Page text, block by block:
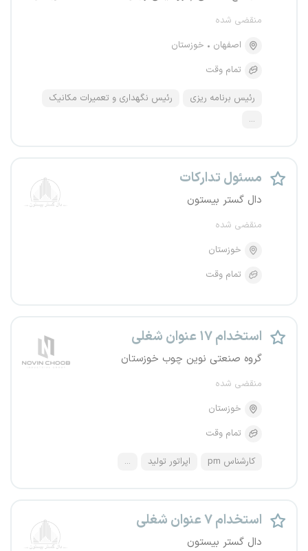
منقضی شده
اصفهان
خوزستان
تمام وقت
رئیس برنامه ریزی
رئیس نگهداری و تعمیرات مکانیک
...
مسئول تدارکات
دال گستر بیستون
منقضی شده
خوزستان
تمام وقت
استخدام ۱۷ عنوان شغلی
گروه صنعتی نوین چوب خوزستان
منقضی شده
خوزستان
تمام وقت
کارشناس pm اپراتور تولید ...
استخدام ۷ عنوان شغلی
دال گستر بیستون